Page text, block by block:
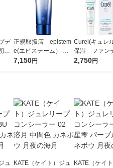
デ
用
正規取扱店 epistem
e(エピステーム） ホ
ワイトUVレーザー SP
7,150円
Curel(キュレ
保湿 ファン
止ベース 30
2,750円
ュ
KATE（ケイト）ジュ
KATE（ケイ